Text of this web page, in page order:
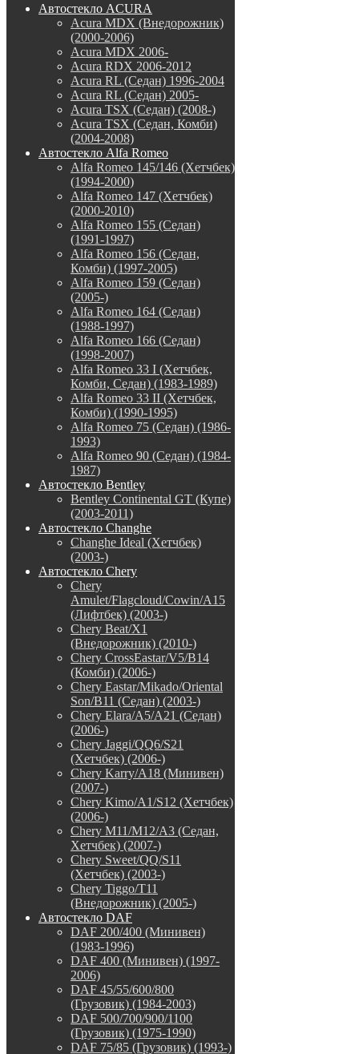
Автостекло ACURA
Acura MDX (Внедорожник)
(2000-2006)
Acura MDX 2006-
Acura RDX 2006-2012
Acura RL (Седан) 1996-2004
Acura RL (Седан) 2005-
Acura TSX (Седан) (2008-)
Acura TSX (Седан, Комби)
(2004-2008)
Автостекло Alfa Romeo
Alfa Romeo 145/146 (Хетчбек)
(1994-2000)
Alfa Romeo 147 (Хетчбек)
(2000-2010)
Alfa Romeo 155 (Седан)
(1991-1997)
Alfa Romeo 156 (Седан,
Комби) (1997-2005)
Alfa Romeo 159 (Седан)
(2005-)
Alfa Romeo 164 (Седан)
(1988-1997)
Alfa Romeo 166 (Седан)
(1998-2007)
Alfa Romeo 33 I (Хетчбек,
Комби, Седан) (1983-1989)
Alfa Romeo 33 II (Хетчбек,
Комби) (1990-1995)
Alfa Romeo 75 (Седан) (1986-
1993)
Alfa Romeo 90 (Седан) (1984-
1987)
Автостекло Bentley
Bentley Continental GT (Купе)
(2003-2011)
Автостекло Changhe
Changhe Ideal (Хетчбек)
(2003-)
Автостекло Chery
Chery
Amulet/Flagcloud/Cowin/A15
(Лифтбек) (2003-)
Chery Beat/X1
(Внедорожник) (2010-)
Chery CrossEastar/V5/B14
(Комби) (2006-)
Chery Eastar/Mikado/Oriental
Son/B11 (Седан) (2003-)
Chery Elara/A5/A21 (Седан)
(2006-)
Chery Jaggi/QQ6/S21
(Хетчбек) (2006-)
Chery Karry/A18 (Минивен)
(2007-)
Chery Kimo/A1/S12 (Хетчбек)
(2006-)
Chery M11/M12/A3 (Седан,
Хетчбек) (2007-)
Chery Sweet/QQ/S11
(Хетчбек) (2003-)
Chery Tiggo/T11
(Внедорожник) (2005-)
Автостекло DAF
DAF 200/400 (Минивен)
(1983-1996)
DAF 400 (Минивен) (1997-
2006)
DAF 45/55/600/800
(Грузовик) (1984-2003)
DAF 500/700/900/1100
(Грузовик) (1975-1990)
DAF 75/85 (Грузовик) (1993-)